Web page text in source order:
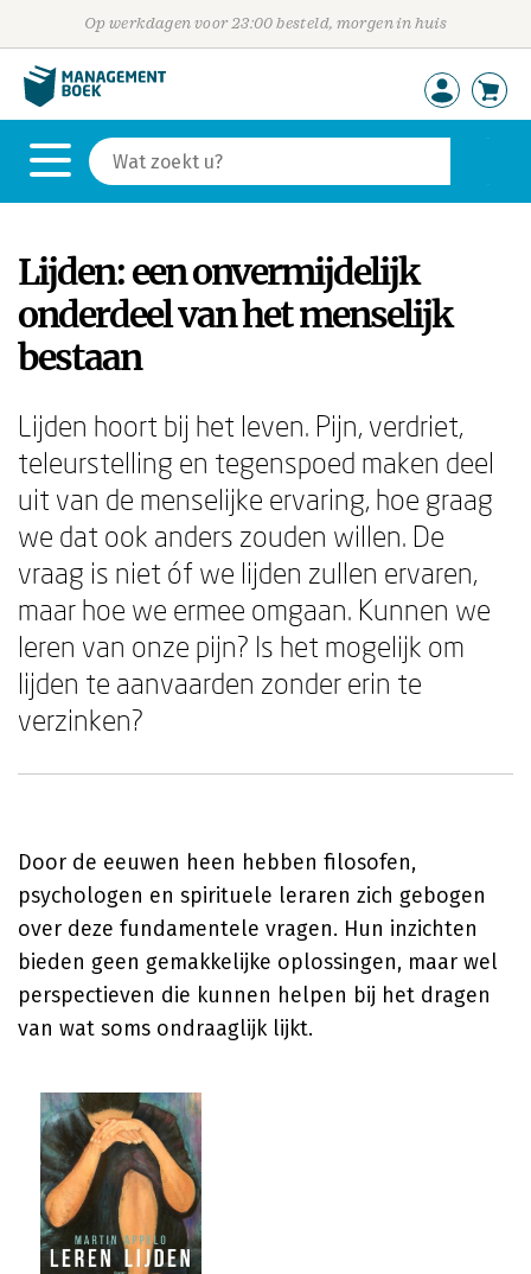
Op werkdagen voor 23:00 besteld, morgen in huis
Lijden: een onvermijdelijk
onderdeel van het menselijk
bestaan
Lijden hoort bij het leven. Pijn, verdriet,
teleurstelling en tegenspoed maken deel
uit van de menselijke ervaring, hoe graag
we dat ook anders zouden willen. De
vraag is niet óf we lijden zullen ervaren,
maar hoe we ermee omgaan. Kunnen we
leren van onze pijn? Is het mogelijk om
lijden te aanvaarden zonder erin te
verzinken?
Door de eeuwen heen hebben filosofen,
psychologen en spirituele leraren zich gebogen
over deze fundamentele vragen. Hun inzichten
bieden geen gemakkelijke oplossingen, maar wel
perspectieven die kunnen helpen bij het dragen
van wat soms ondraaglijk lijkt.